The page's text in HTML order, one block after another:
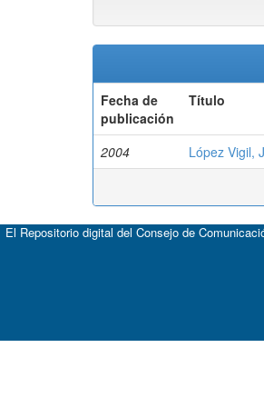
Fecha de
publicación
Título
2004 López Vigil,
El Repositorio digital del Consejo de